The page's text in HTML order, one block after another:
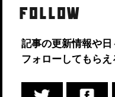
FOLLOW
記事の更新情報や日
フォローしてもらえ